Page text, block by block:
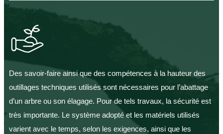
Des savoir-faire ainsi que des compétences à la hauteur des
outillages techniques utilisés sont nécessaires pour l’abattage
d’un arbre ou son élagage. Pour de tels travaux, la sécurité est
très importante. Le système adopté et les matériels utilisés
varient avec le temps, selon les exigences, ainsi que les